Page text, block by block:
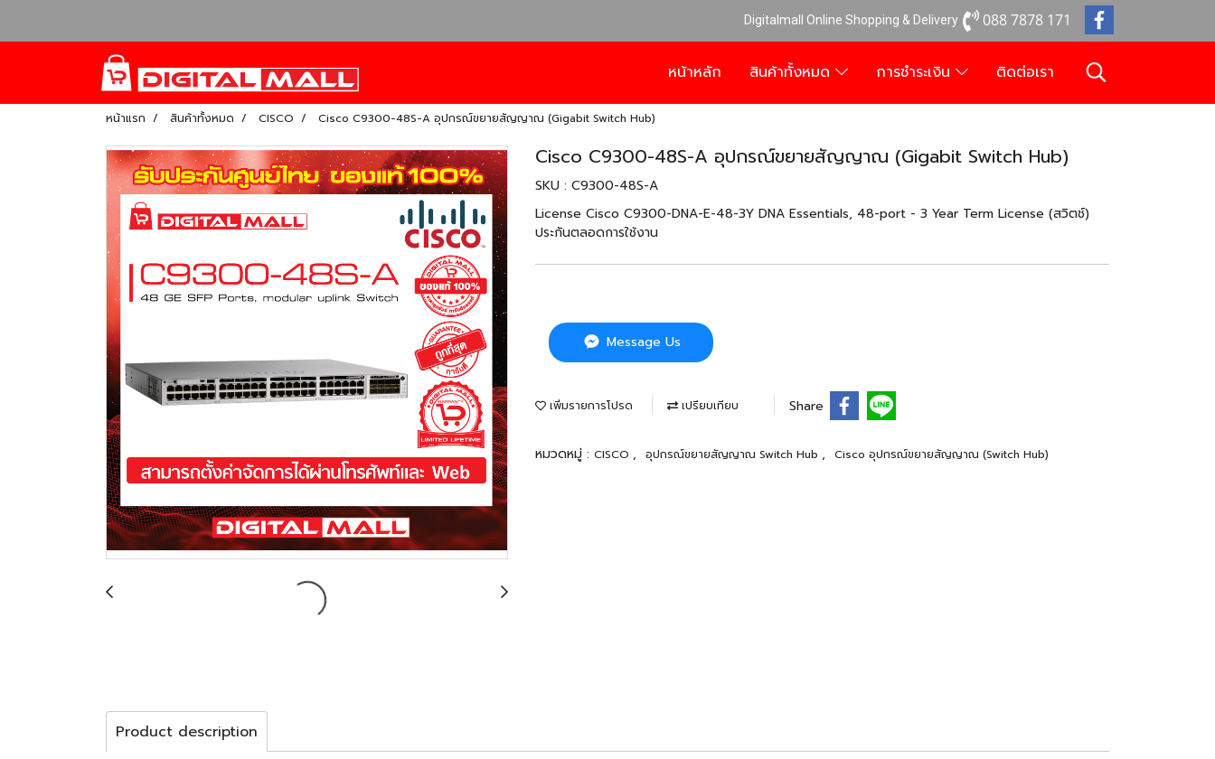
Digitalmall Online Shopping & Delivery 088 7878 171
หน้าหลัก สินค้าทั้งหมด การชำระเงิน ติดต่อเรา
หน้าแรก สินค้าทั้งหมด CISCO Cisco C9300-48S-A อุปกรณ์ขยายสัญญาณ (Gigabit Switch Hub)
Cisco C9300-48S-A อุปกรณ์ขยายสัญญาณ (Gigabit Switch Hub)
SKU : C9300-48S-A
License Cisco C9300-DNA-E-48-3Y DNA Essentials, 48-port - 3 Year Term License (สวิตช์)
ประกันตลอดการใช้งาน
Message Us
เพิ่มรายการโปรด เปรียบเทียบ Share
หมวดหมู่ : CISCO , อุปกรณ์ขยายสัญญาณ Switch Hub , Cisco อุปกรณ์ขยายสัญญาณ (Switch Hub)
Product description